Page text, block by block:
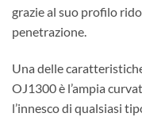
grazie al suo profilo
penetrazione.
Una delle
OJ1300 è l’ampia
l’innesco di qualsiasi